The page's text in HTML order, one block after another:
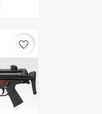
favorite_border